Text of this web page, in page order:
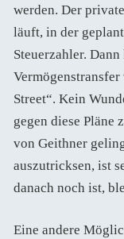
werden. Der
läuft, in der
Steuerzahler.
Street“. Kein
gegen diese Pläne
von Geithner
auszutricksen, ist
danach noch ist,
Eine andere